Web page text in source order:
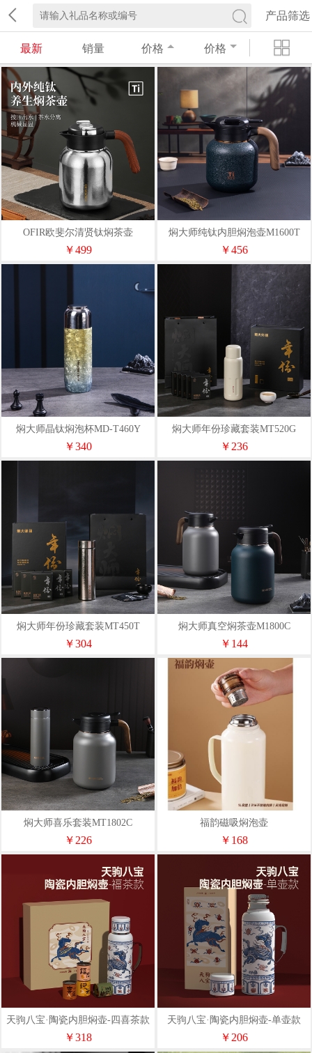
产品筛选
最新 销量 价格 价格
OFIR欧斐尔清贤钛焖茶壶
OFR221-T1500（内外纯钛
￥499
焖大师纯钛内胆焖泡壶M1600T
￥456
焖大师晶钛焖泡杯MD-T460Y
￥340
焖大师年份珍藏套装MT520G
￥236
焖大师年份珍藏套装MT450T
￥304
焖大师真空焖茶壶M1800C
￥144
焖大师喜乐套装MT1802C
￥226
福韵磁吸焖泡壶
￥168
天驹八宝·陶瓷内胆焖壶-四喜茶款
￥318
天驹八宝·陶瓷内胆焖壶-单壶款
￥206